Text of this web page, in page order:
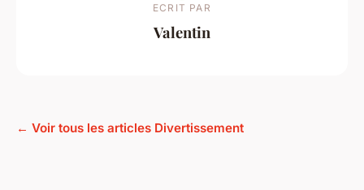
ECRIT PAR
Valentin
← Voir tous les articles Divertissement